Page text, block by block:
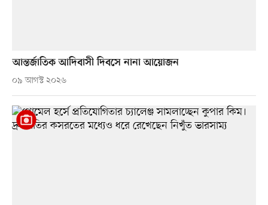
আন্তর্জাতিক আদিবাসী দিবসে নানা আয়োজন
০৯ আগস্ট ২০২৬